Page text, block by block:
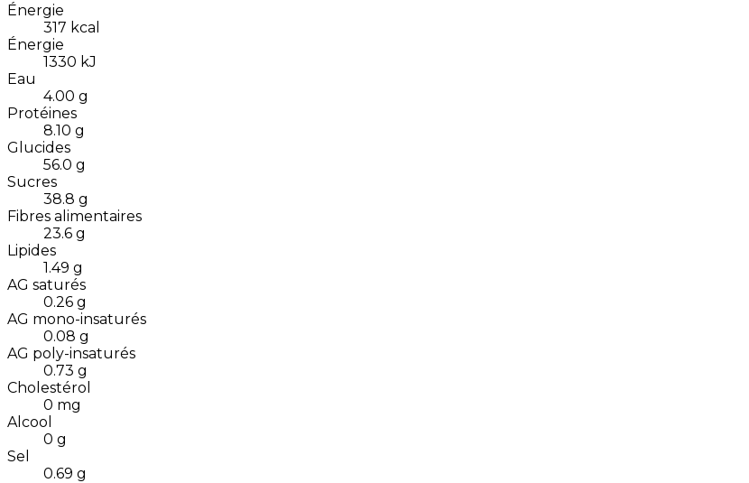
Énergie
317 kcal
Énergie
1330 kJ
Eau
4.00 g
Protéines
8.10 g
Glucides
56.0 g
Sucres
38.8 g
Fibres alimentaires
23.6 g
Lipides
1.49 g
AG saturés
0.26 g
AG mono-insaturés
0.08 g
AG poly-insaturés
0.73 g
Cholestérol
0 mg
Alcool
0 g
Sel
0.69 g